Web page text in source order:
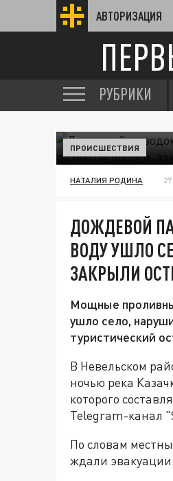
АВТОРИЗАЦИЯ
РУБРИКИ
ПРОИСШЕСТВИЯ
НАТАЛИЯ РОДИНА
ДОЖДЕВОЙ
ВОДУ УШЛО
ЗАКРЫЛИ
Мощные
ушло село,
туристический
В Невельском
ночью река
которого
Telegram-канал
По словам
ждали эвакуации.